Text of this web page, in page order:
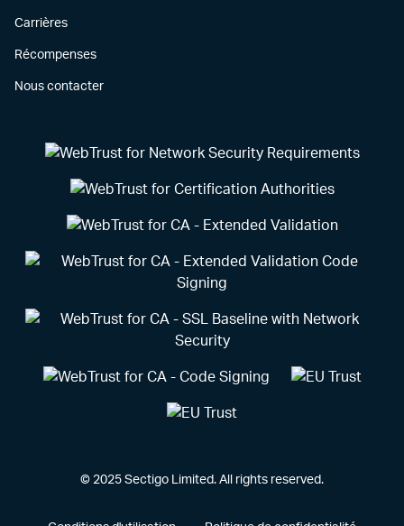
Carrières
Récompenses
Nous contacter
© 2025 Sectigo Limited. All rights reserved.